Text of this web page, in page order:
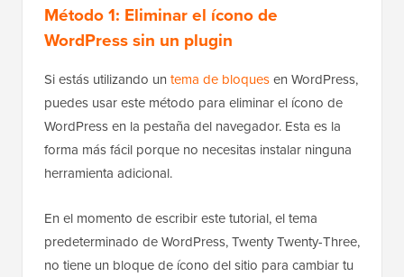
Método 1: Eliminar el ícono de
WordPress sin un plugin
Si estás utilizando un tema de bloquesen WordPress,
puedes usar este método para eliminar el ícono de
WordPress en la pestaña del navegador. Esta es la
forma más fácil porque no necesitas instalar ninguna
herramienta adicional.
En el momento de escribir este tutorial, el tema
predeterminado de WordPress, Twenty Twenty-Three,
no tiene un bloque de ícono del sitio para cambiar tu